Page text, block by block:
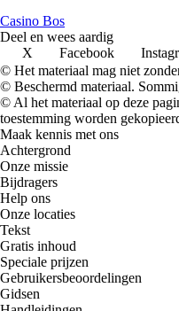
Casino Bos
Deel en wees aardig
X
Facebook
© Het materiaal mag niet
© Beschermd materiaal.
© Al het materiaal op deze
toestemming worden
Maak kennis met ons
Achtergrond
Onze missie
Bijdragers
Help ons
Onze locaties
Tekst
Gratis inhoud
Speciale prijzen
Gebruikersbeoordelingen
Gidsen